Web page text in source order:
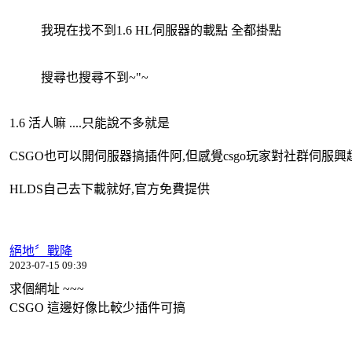
我現在找不到1.6 HL伺服器的載點 全都掛點
搜尋也搜尋不到~"~
1.6 活人嘛 ....只能說不多就是
CSGO也可以開伺服器搞插件阿,但感覺csgo玩家對社群伺服興
HLDS自己去下載就好,官方免費提供
絕地〞戰降
2023-07-15 09:39
求個網址 ~~~
CSGO 這邊好像比較少插件可搞